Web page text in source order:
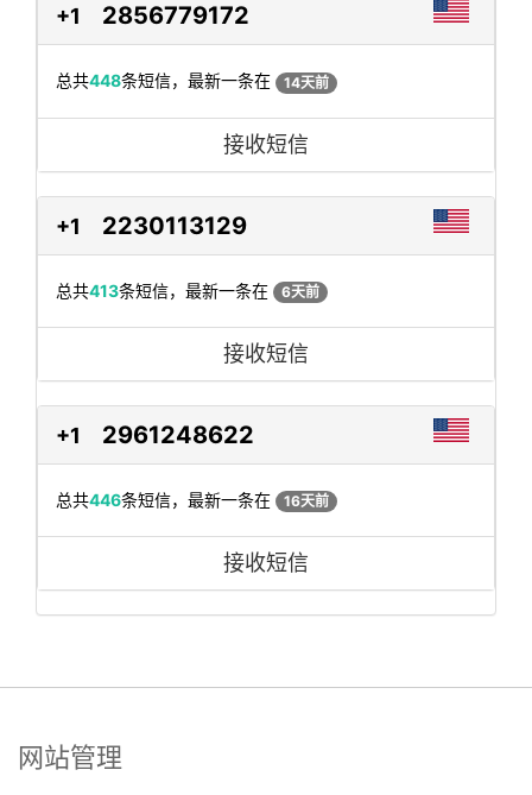
+1 2856779172
总共448条短信，最新一条在 14天前
接收短信
+1 2230113129
总共413条短信，最新一条在 6天前
接收短信
+1 2961248622
总共446条短信，最新一条在 16天前
接收短信
网站管理